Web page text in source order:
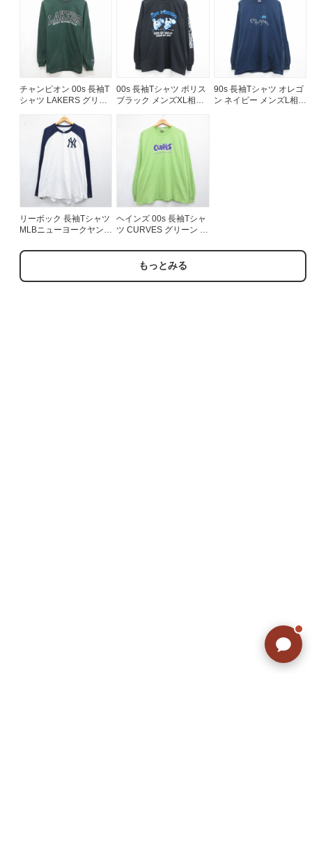
チャンピオン 00s 長袖T
シャツ LAKERS グリー
00s 長袖Tシャツ ポリス
ブラック メンズXL相当 |
90s 長袖Tシャツ オレゴ
ン ネイビー メンズL相当
リーボック 長袖Tシャツ
MLBニューヨークヤンキ
相当 | 古着
ヘインズ 00s 長袖Tシャ
ツ CURVES グリーン メ
もっとみる